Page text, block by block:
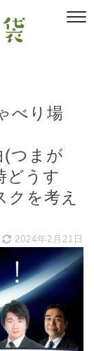
べり場
(つまが
うす
クを考え
2024年2月21日